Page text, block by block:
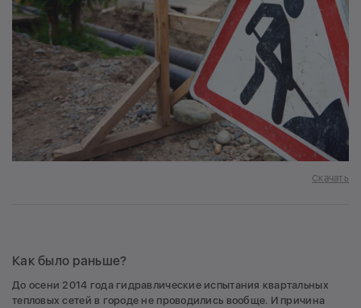
Скачать
Как было раньше?
До осени 2014 года гидравлические испытания квартальных
тепловых сетей в городе не проводились вообще. И причина